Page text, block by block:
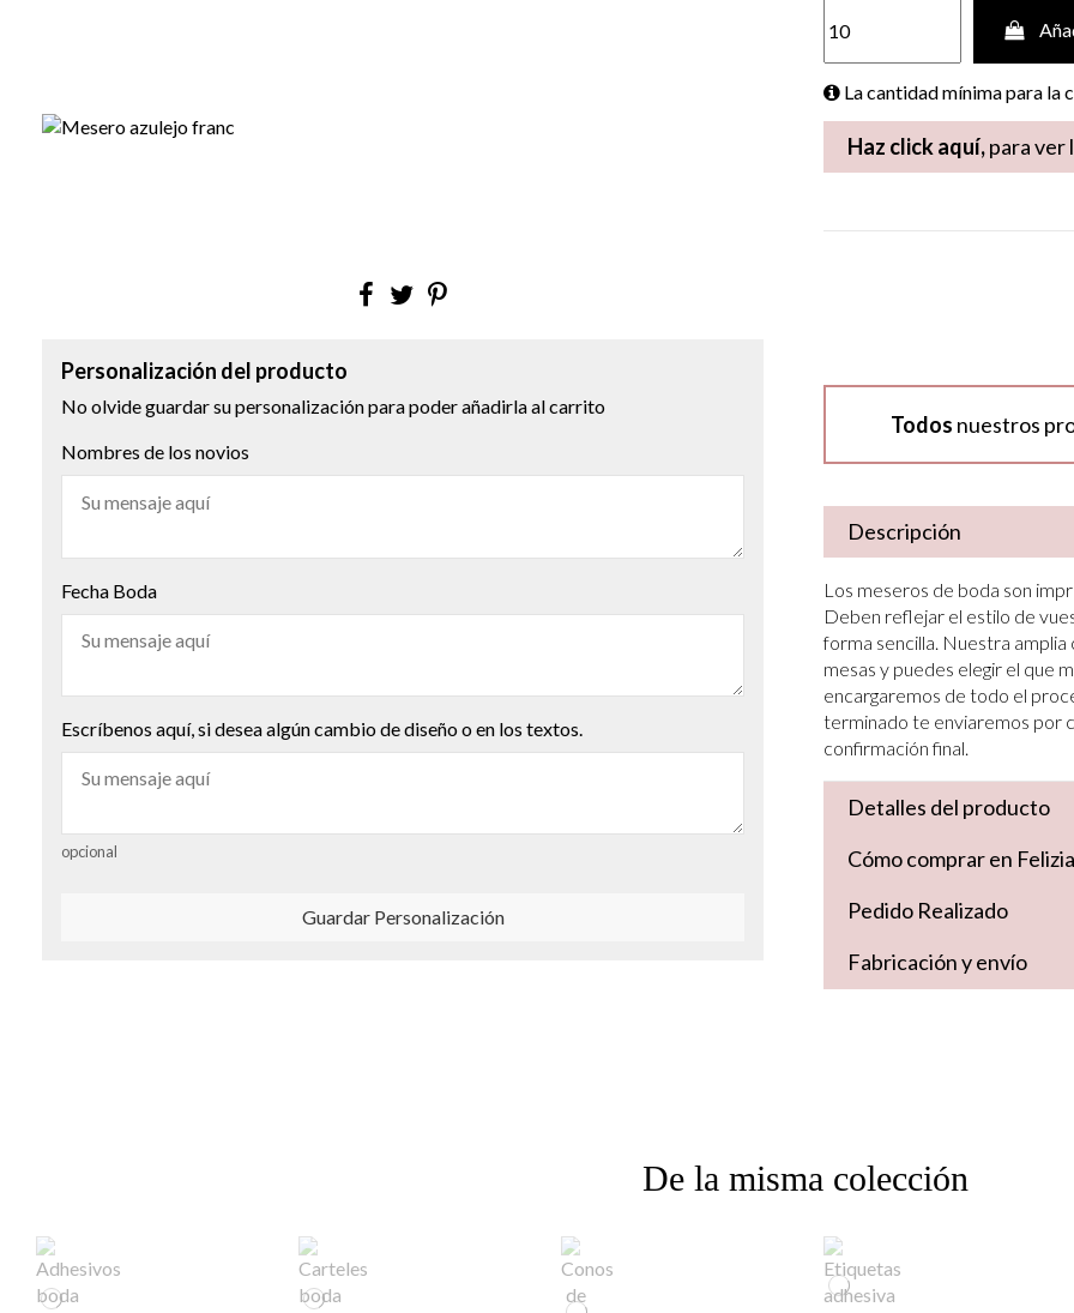
Personalización del producto
No olvide guardar su personalización para poder añadirla al carrito
Nombres de los novios
Fecha Boda
Escríbenos aquí, si desea algún cambio de diseño o en los textos.
opcional
Guardar Personalización
La cantidad mínima para la
Haz click aquí,para ver
Todos nuestros
Descripción
Los meseros de boda son
Deben reflejar el estilo de
forma sencilla. Nuestra
mesas y puedes elegir el que
encargaremos de todo el
terminado te enviaremos por
confirmación final.
Detalles del producto
Cómo comprar en Felizia
Pedido Realizado
Fabricación y envío
De la misma colección